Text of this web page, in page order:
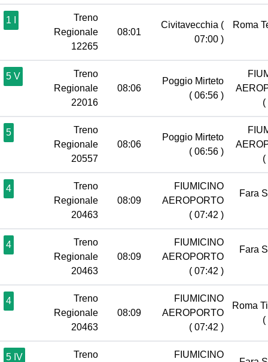
1 I
Treno
Regionale
12265
08:01
Civitavecchia (
07:00 )
Roma
5 V
Treno
Regionale
22016
08:06
Poggio Mirteto
( 06:56 )
(
5
Treno
Regionale
20557
08:06
Poggio Mirteto
( 06:56 )
(
4
Treno
Regionale
20463
08:09
FIUMICINO
AEROPORTO
( 07:42 )
Fara
4
Treno
Regionale
20463
08:09
FIUMICINO
AEROPORTO
( 07:42 )
Fara
4
Treno
Regionale
20463
08:09
FIUMICINO
AEROPORTO
( 07:42 )
Roma
(
5 IV Treno FIUMICINO